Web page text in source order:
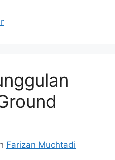
Farizan Muchtadi